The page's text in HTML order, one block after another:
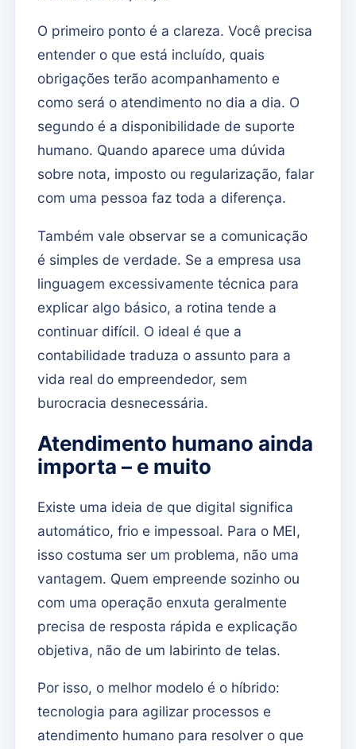
O primeiro ponto é a clareza. Você precisa
entender o que está incluído, quais
obrigações terão acompanhamento e
como será o atendimento no dia a dia. O
segundo é a disponibilidade de suporte
humano. Quando aparece uma dúvida
sobre nota, imposto ou regularização, falar
com uma pessoa faz toda a diferença.
Também vale observar se a comunicação
é simples de verdade. Se a empresa usa
linguagem excessivamente técnica para
explicar algo básico, a rotina tende a
continuar difícil. O ideal é que a
contabilidade traduza o assunto para a
vida real do empreendedor, sem
burocracia desnecessária.
Atendimento humano ainda
importa – e muito
Existe uma ideia de que digital significa
automático, frio e impessoal. Para o MEI,
isso costuma ser um problema, não uma
vantagem. Quem empreende sozinho ou
com uma operação enxuta geralmente
precisa de resposta rápida e explicação
objetiva, não de um labirinto de telas.
Por isso, o melhor modelo é o híbrido:
tecnologia para agilizar processos e
atendimento humano para resolver o que